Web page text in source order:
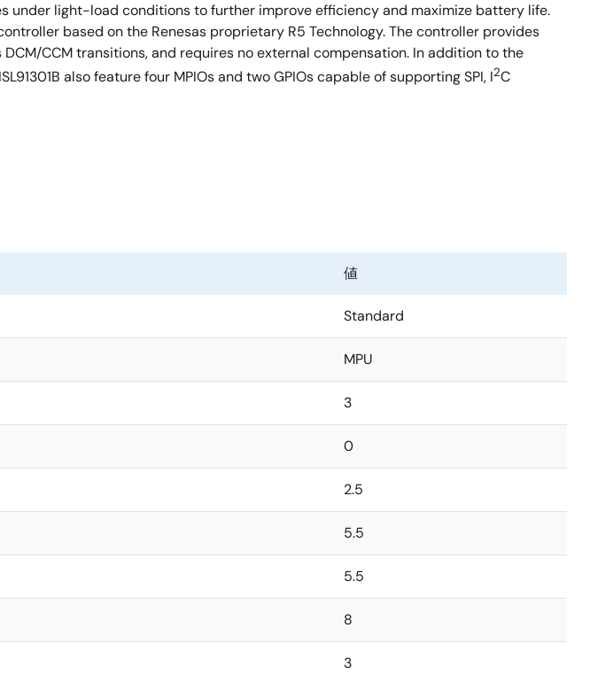
under light-load conditions to further improve efficiency and maximize battery life.
based on the Renesas proprietary R5 Technology. The controller provides
CCM transitions, and requires no external compensation. In addition to the
also feature four MPIOs and two GPIOs capable of supporting SPI, I2C
値
Standard
MPU
3
0
2.5
5.5
5.5
8
3